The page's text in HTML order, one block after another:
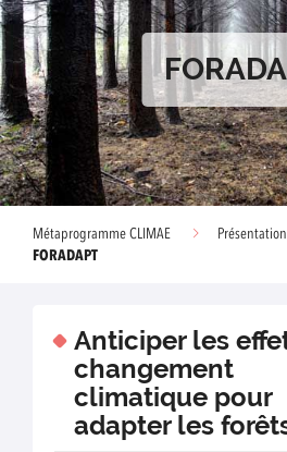
Métaprogramme CLIMAE Présentation
FORADAPT
Anticiper les
changement
climatique pour
adapter les